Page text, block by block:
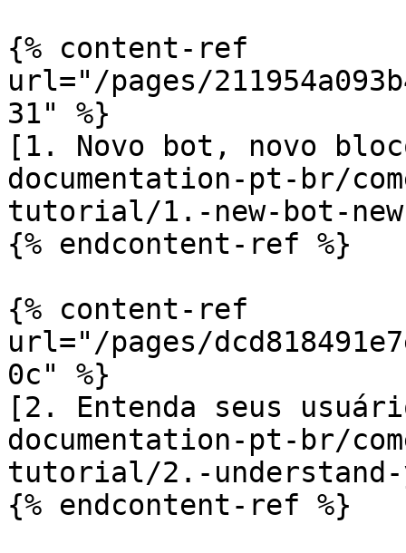
{% content-ref
url="/pages/
31" %}
[1. Novo bot, novo
documentation-pt-br/
tutorial/1.-new-bot-
{% endcontent-ref %}
{% content-ref
url="/pages/
0c" %}
[2. Entenda seus
documentation-pt-br/
tutorial/2.-understand-
{% endcontent-ref %}